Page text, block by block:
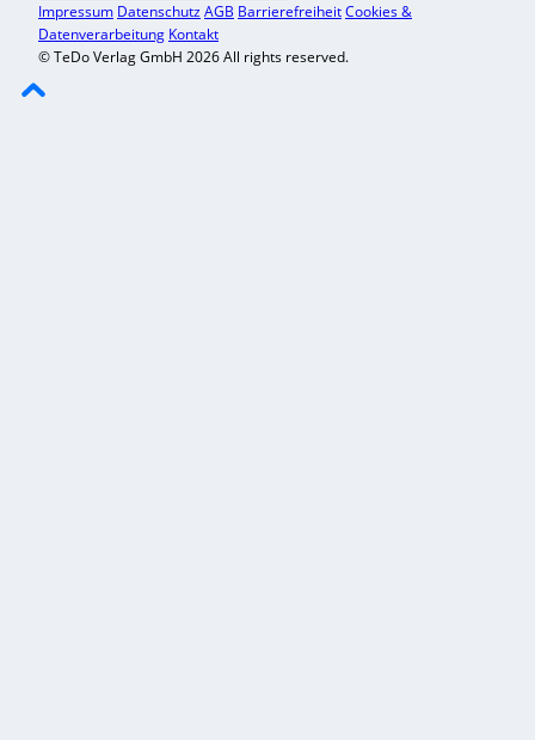
Impressum DatenschutzAGB BarrierefreiheitCookies &
Datenverarbeitung Kontakt
© TeDo Verlag GmbH 2026 All rights reserved.